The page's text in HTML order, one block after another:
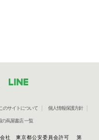
このサイトについて 個人情報保護方針
の蔦屋書店 一覧
会社 東京都公安委員会許可 第